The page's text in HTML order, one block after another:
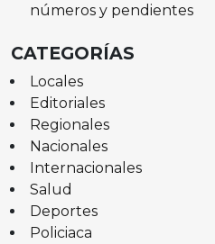
números y pendientes
CATEGORÍAS
Locales
Editoriales
Regionales
Nacionales
Internacionales
Salud
Deportes
Policiaca